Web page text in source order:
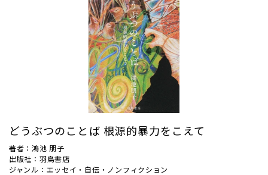
どうぶつのことば 根源的暴力をこえて
著者：鴻池 朋子
出版社：羽鳥書店
ジャンル：エッセイ・自伝・ノンフィクション